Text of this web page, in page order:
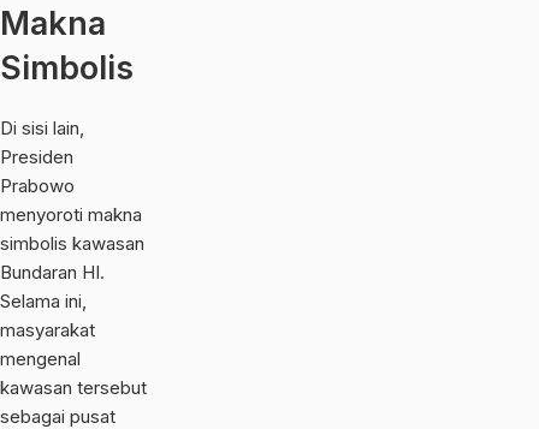
Makna
Simbolis
Di sisi lain,
Presiden
Prabowo
menyoroti makna
simbolis kawasan
Bundaran HI.
Selama ini,
masyarakat
mengenal
kawasan tersebut
sebagai pusat